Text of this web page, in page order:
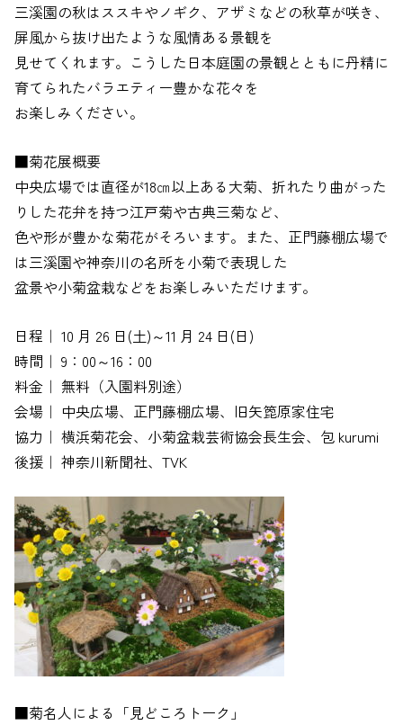
三溪園の秋はススキやノギク、アザミなどの秋草が咲き、
屏風から抜け出たような風情ある景観を
見せてくれます。こうした日本庭園の景観とともに丹精に
育てられたバラエティー豊かな花々を
お楽しみください。
■菊花展概要
中央広場では直径が18㎝以上ある大菊、折れたり曲がった
りした花弁を持つ江戸菊や古典三菊など、
色や形が豊かな菊花がそろいます。また、正門藤棚広場で
は三溪園や神奈川の名所を小菊で表現した
盆景や小菊盆栽などをお楽しみいただけます。
日程｜ 10 月 26 日(土)～11 月 24 日(日)
時間｜ 9：00～16：00
料金｜ 無料（入園料別途）
会場｜ 中央広場、正門藤棚広場、旧矢箆原家住宅
協力｜ 横浜菊花会、小菊盆栽芸術協会長生会、包 kurumi
後援｜ 神奈川新聞社、TVK
■菊名人による「見どころトーク」